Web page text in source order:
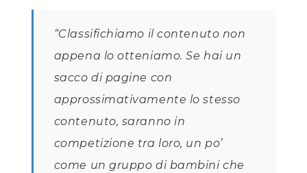
“Classifichiamo il contenuto non
appena lo otteniamo. Se hai un
sacco di pagine con
approssimativamente lo stesso
contenuto, saranno in
competizione tra loro, un po’
come un gruppo di bambini che